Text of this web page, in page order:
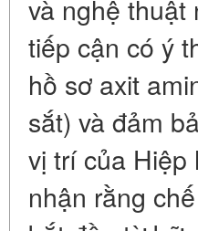
và nghệ thuật
tiếp cận có ý
hồ sơ axit
sắt) và đảm
vị trí của Hiệp
nhận rằng